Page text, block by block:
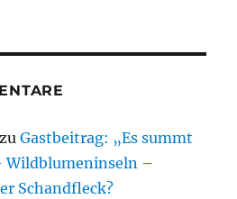
zuGastbeitrag: „Es summt
–
Schandfleck?